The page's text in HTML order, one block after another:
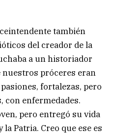
también
del creador de la
a un historiador
nuestros próceres eran
fortalezas, pero
con enfermedades.
pero entregó su vida
la Patria. Creo que ese es